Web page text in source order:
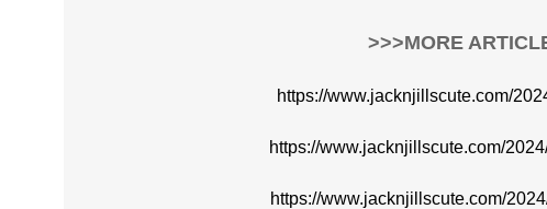
>>>MORE
https://www.jacknjillscute.com/
https://www.jacknjillscute.com/
https://www.jacknjillscute.com/